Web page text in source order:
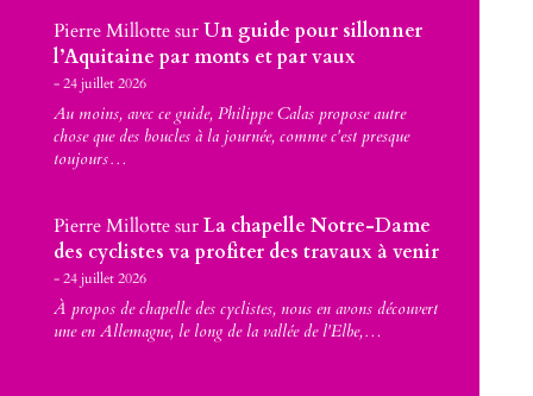
Pierre MillottesurUn guide pour sillonner
l’Aquitaine par monts et par vaux
24 juillet 2026
Au moins, avec ce guide, Philippe Calas propose autre
chose que des boucles à la journée, comme c'est presque
toujours…
Pierre MillottesurLa chapelle Notre-Dame
des cyclistes va profiter des travaux à venir
24 juillet 2026
À propos de chapelle des cyclistes, nous en avons découvert
une en Allemagne, le long de la vallée de l'Elbe,…